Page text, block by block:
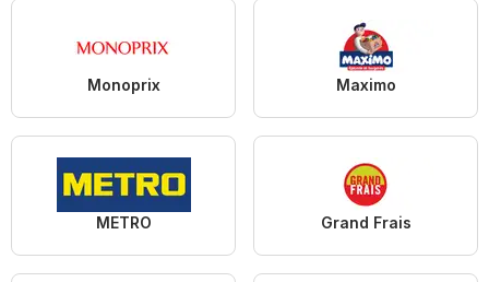
Monoprix Maximo
METRO Grand Frais